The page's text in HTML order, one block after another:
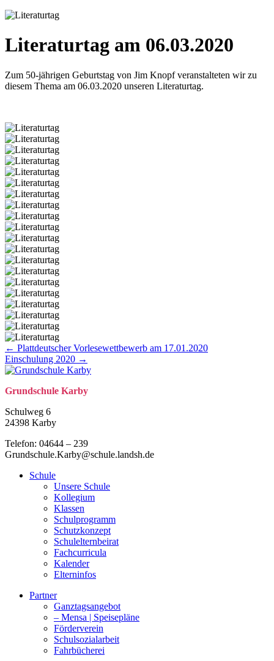
Literaturtag am 06.03.2020
Zum 50-jährigen Geburtstag von Jim Knopf veranstalteten wir zu
diesem Thema am 06.03.2020 unseren Literaturtag.
Posts
navigation
← Plattdeutscher Vorlesewettbewerb am 17.01.2020
Einschulung 2020 →
Grund­schule Karby
Schulweg 6
24398 Karby
Telefon: 04644 – 239
Grundschule.Karby@schule.landsh.de
Schule
Unsere Schule
Kollegium
Klassen
Schulprogramm
Schutzkonzept
Schulelternbeirat
Fachcurricula
Kalender
Elterninfos
Partner
Ganztagsangebot
– Mensa | Speisepläne
Förderverein
Schulsozialarbeit
Fahrbücherei